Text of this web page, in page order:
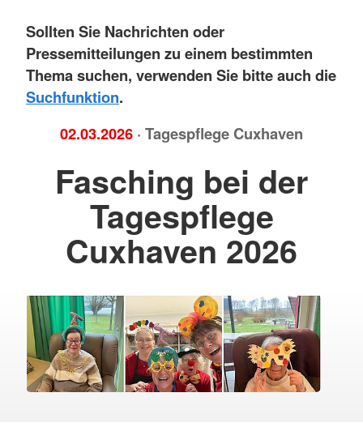
Sollten Sie Nachrichten oder
Pressemitteilungen zu einem bestimmten
Thema suchen, verwenden Sie bitte auch die
Suchfunktion.
02.03.2026 · Tagespflege Cuxhaven
Fasching bei der
Tagespflege
Cuxhaven 2026